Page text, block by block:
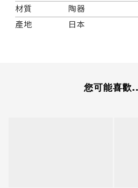
材質
陶器
產地
日本
您可能喜歡